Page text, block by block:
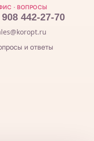
· ВОПРОСЫ
442-27-70
и ответы